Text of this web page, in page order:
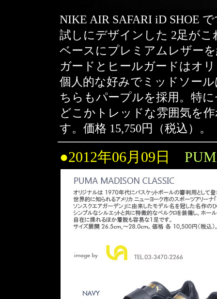
NIKE AIR SAFARI iD SHOE
試しにデザインした 2足が
ベースにプレミアムレザー
ガードとヒールガードはオ
個人的な好みでミッドソー
ちらもパープルを採用。特
どこかトレッドな雰囲気を
す。価格 15,750円（税込）。
●2012年06月09日